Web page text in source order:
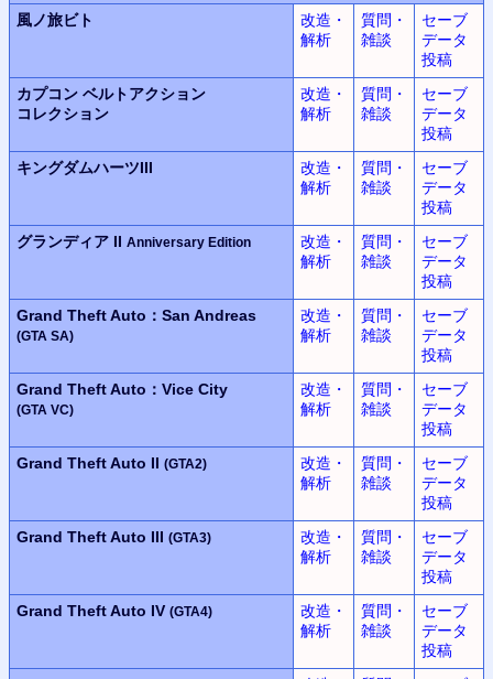
風ノ旅ビト
改造・
解析
質問・
雑談
セーブ
データ
投稿
カプコン ベルトアクション
コレクション
改造・
解析
質問・
雑談
セーブ
データ
投稿
キングダムハーツIII
改造・
解析
質問・
雑談
セーブ
データ
投稿
グランディア II Anniversary Edition
改造・
解析
質問・
雑談
セーブ
データ
投稿
Grand Theft Auto：San Andreas
(GTA SA)
改造・
解析
質問・
雑談
セーブ
データ
投稿
Grand Theft Auto：Vice City
(GTA VC)
改造・
解析
質問・
雑談
セーブ
データ
投稿
Grand Theft Auto II (GTA2)
改造・
解析
質問・
雑談
セーブ
データ
投稿
Grand Theft Auto III (GTA3)
改造・
解析
質問・
雑談
セーブ
データ
投稿
Grand Theft Auto IV (GTA4)
改造・
解析
質問・
雑談
セーブ
データ
投稿